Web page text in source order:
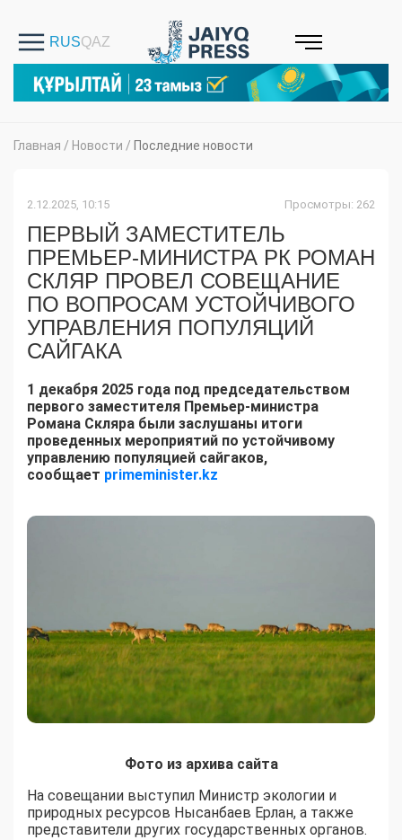
Главная / Новости / Последние новости
2.12.2025, 10:15 Просмотры: 262
ПЕРВЫЙ ЗАМЕСТИТЕЛЬ
ПРЕМЬЕР-МИНИСТРА РК РОМАН
СКЛЯР ПРОВЕЛ СОВЕЩАНИЕ
ПО ВОПРОСАМ УСТОЙЧИВОГО
УПРАВЛЕНИЯ ПОПУЛЯЦИЙ
САЙГАКА
1 декабря 2025 года под председательством
первого заместителя Премьер-министра
Романа Скляра были заслушаны итоги
проведенных мероприятий по устойчивому
управлению популяцией сайгаков,
сообщает primeminister.kz
Фото из архива сайта
На совещании выступил Министр экологии и
природных ресурсов Нысанбаев Ерлан, а также
представители других государственных органов.